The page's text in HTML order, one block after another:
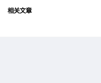
相关文章